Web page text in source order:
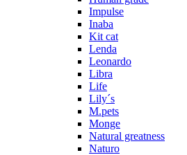
Impulse
Inaba
Kit cat
Lenda
Leonardo
Libra
Life
Lily´s
M.pets
Monge
Natural greatness
Naturo